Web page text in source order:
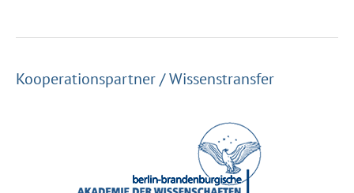
Kooperationspartner / Wissenstransfer